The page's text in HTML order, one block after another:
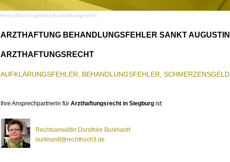
Home Rechtsgebiete Arzthaftungsrecht
ARZTHAFTUNG BEHANDLUNGSFEHLER SANKT AUGUSTIN
ARZTHAFTUNGSRECHT
AUFKLÄRUNGSFEHLER, BEHANDLUNGSFEHLER, SCHMERZENSGELD
Ihre Ansprechpartnerin für Arzthaftungsrecht in Siegburg ist:
Rechtsanwältin Dorothée Burkhardt
burkhardt@rechthoch3.de